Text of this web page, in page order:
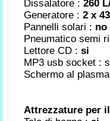
Dissalatore : 260
Generatore : 2 x
Pannelli solari : no
Pneumatico semi
Lettore CD : si
MP3 usb socket :
Schermo al
Attrezzature per